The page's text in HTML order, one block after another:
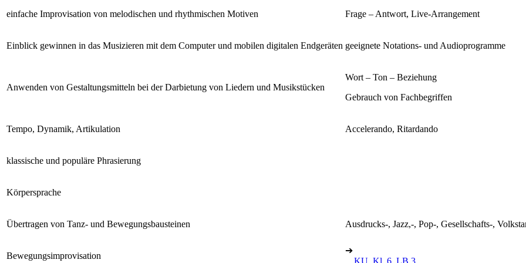
einfache Improvisation von melodischen und rhythmischen Motiven Frage – Antwort, Live-Arrangement
Einblick gewinnen in das Musizieren mit dem Computer und mobilen digitalen Endgeräten geeignete Notations- und Audioprogramme
Anwenden von Gestaltungsmitteln bei der Darbietung von Liedern und Musikstücken
Wort – Ton – Beziehung
Gebrauch von Fachbegriffen
Tempo, Dynamik, Artikulation Accelerando, Ritardando
klassische und populäre Phrasierung
Körpersprache
Übertragen von Tanz- und Bewegungsbausteinen Ausdrucks-, Jazz,-, Pop-, Gesellschafts-,
Bewegungsimprovisation
➔
KU, Kl. 6, LB 3